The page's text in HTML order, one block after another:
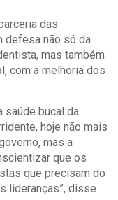
das
defesa não só da
mas também
com a melhoria dos
saúde bucal da
hoje não mais
mas a
que os
que precisam do
lideranças”, disse